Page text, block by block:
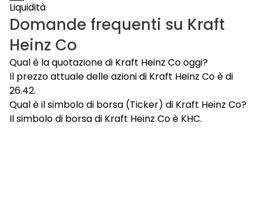
Liquidità
Domande frequenti su Kraft
Heinz Co
Qual è la quotazione di Kraft Heinz Co oggi?
Il prezzo attuale delle azioni di Kraft Heinz Co è di
26.42.
Qual è il simbolo di borsa (Ticker) di Kraft Heinz Co?
Il simbolo di borsa di Kraft Heinz Co è KHC.